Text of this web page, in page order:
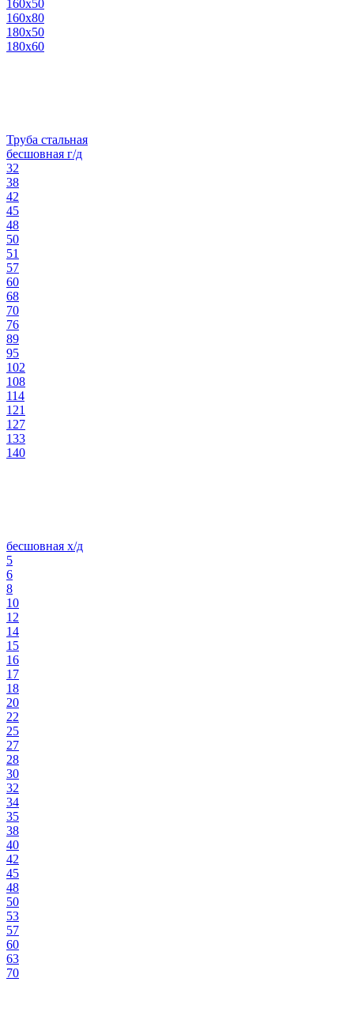
160х50
160х80
180х50
180х60
Труба стальная
бесшовная г/д
32
38
42
45
48
50
51
57
60
68
70
76
89
95
102
108
114
121
127
133
140
бесшовная х/д
5
6
8
10
12
14
15
16
17
18
20
22
25
27
28
30
32
34
35
38
40
42
45
48
50
53
57
60
63
70